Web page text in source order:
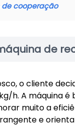
cooperação
de
o cliente
h. A máquina
muito a
e